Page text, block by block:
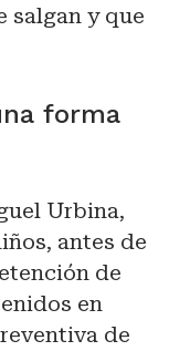
salgan y que
forma
Urbina,
antes de
de
en
de